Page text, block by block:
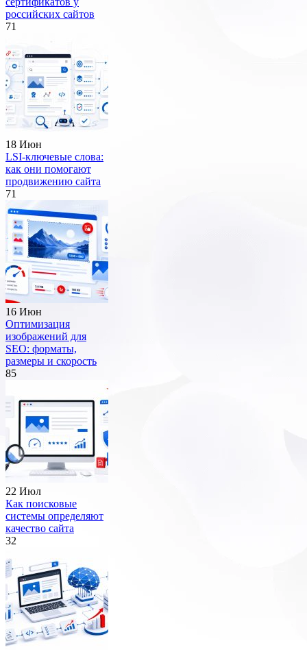
российских сайтов
71
18 Июн
LSI-ключевые слова:
как они помогают
продвижению сайта
71
16 Июн
Оптимизация
изображений для
SEO: форматы,
размеры и скорость
85
22 Июл
Как поисковые
системы определяют
качество сайта
32